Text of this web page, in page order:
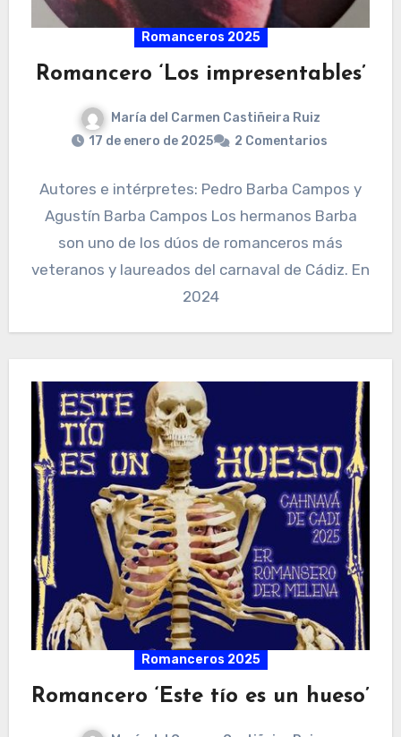
Romanceros 2025
Romancero ‘Los impresentables’
María del Carmen Castiñeira Ruiz
17 de enero de 2025
2 Comentarios
Autores e intérpretes: Pedro Barba Campos y
Agustín Barba Campos Los hermanos Barba
son uno de los dúos de romanceros más
veteranos y laureados del carnaval de Cádiz. En
2024
Romanceros 2025
Romancero ‘Este tío es un hueso’